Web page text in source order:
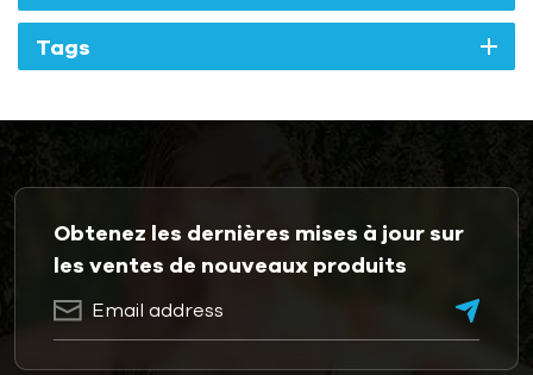
Tags
Obtenez les dernières mises à jour sur
les ventes de nouveaux produits